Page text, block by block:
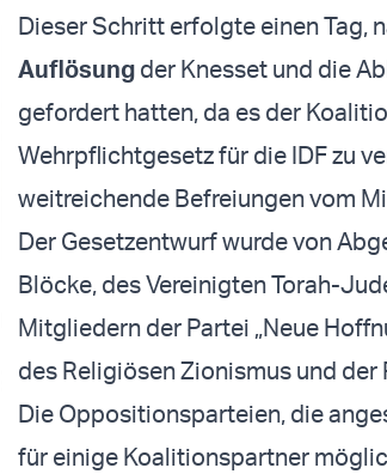
Dieser Schritt erfolgte einen Tag,
Auflösung der Knesset und die
gefordert hatten, da es der
Wehrpflichtgesetz für die IDF zu
weitreichende Befreiungen vom
Der Gesetzentwurf wurde von
Blöcke, des Vereinigten Torah-
Mitgliedern der Partei „Neue
des Religiösen Zionismus und
Die Oppositionsparteien, die
für einige Koalitionspartner